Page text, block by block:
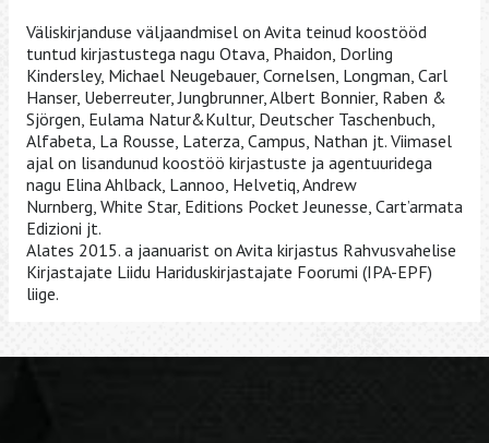
Väliskirjanduse väljaandmisel on Avita teinud koostööd
tuntud kirjastustega nagu Otava, Phaidon, Dorling
Kindersley, Michael Neugebauer, Cornelsen, Longman, Carl
Hanser, Ueberreuter, Jungbrunner, Albert Bonnier, Raben &
Sjörgen, Eulama Natur&Kultur, Deutscher Taschenbuch,
Alfabeta, La Rousse, Laterza, Campus, Nathan jt. Viimasel
ajal on lisandunud koostöö kirjastuste ja agentuuridega
nagu Elina Ahlback, Lannoo, Helvetiq, Andrew
Nurnberg, White Star, Editions Pocket Jeunesse, Cart’armata
Edizioni jt.
Alates 2015. a jaanuarist on Avita kirjastus Rahvusvahelise
Kirjastajate Liidu Hariduskirjastajate Foorumi (IPA-EPF)
liige.